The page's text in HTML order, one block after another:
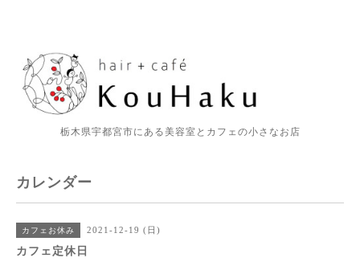
栃木県宇都宮市にある美容室とカフェの小さなお店
カレンダー
カフェお休み 2021-12-19 (日)
カフェ定休日